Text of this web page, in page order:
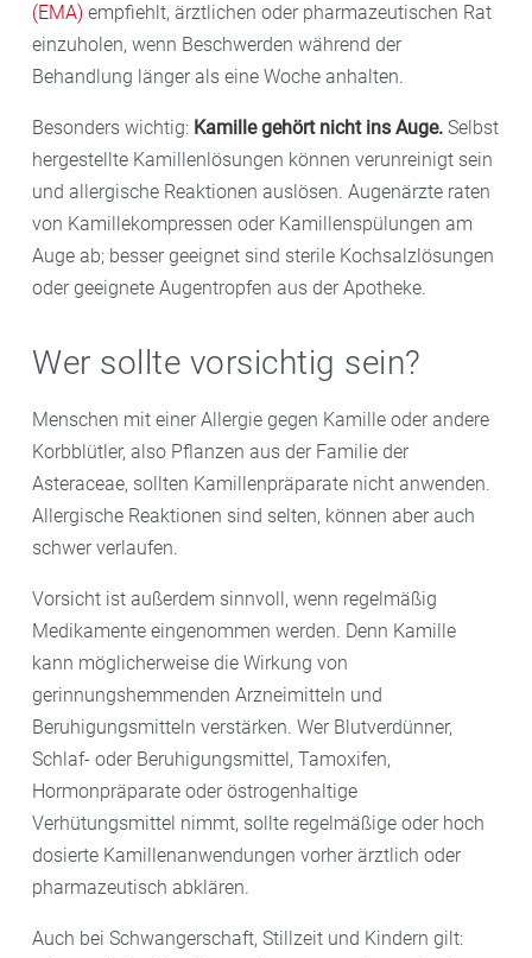
(EMA) empfiehlt, ärztlichen oder pharmazeutischen Rat
einzuholen, wenn Beschwerden während der
Behandlung länger als eine Woche anhalten.
Besonders wichtig: Kamille gehört nicht ins Auge. Selbst
hergestellte Kamillenlösungen können verunreinigt sein
und allergische Reaktionen auslösen. Augenärzte raten
von Kamillekompressen oder Kamillenspülungen am
Auge ab; besser geeignet sind sterile Kochsalzlösungen
oder geeignete Augentropfen aus der Apotheke.
Wer sollte vorsichtig sein?
Menschen mit einer Allergie gegen Kamille oder andere
Korbblütler, also Pflanzen aus der Familie der
Asteraceae, sollten Kamillenpräparate nicht anwenden.
Allergische Reaktionen sind selten, können aber auch
schwer verlaufen.
Vorsicht ist außerdem sinnvoll, wenn regelmäßig
Medikamente eingenommen werden. Denn Kamille
kann möglicherweise die Wirkung von
gerinnungshemmenden Arzneimitteln und
Beruhigungsmitteln verstärken. Wer Blutverdünner,
Schlaf- oder Beruhigungsmittel, Tamoxifen,
Hormonpräparate oder östrogenhaltige
Verhütungsmittel nimmt, sollte regelmäßige oder hoch
dosierte Kamillenanwendungen vorher ärztlich oder
pharmazeutisch abklären.
Auch bei Schwangerschaft, Stillzeit und Kindern gilt: